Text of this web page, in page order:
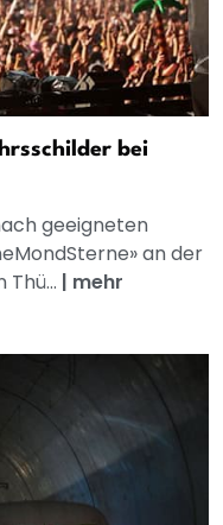
bei
geeigneten
an der
| mehr